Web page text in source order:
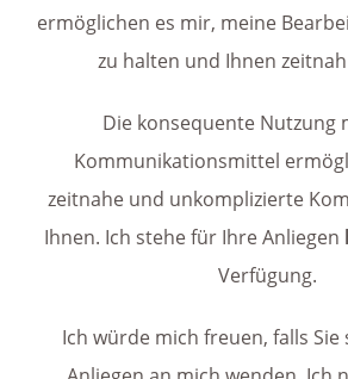
ermöglichen es mir, meine
zu halten und Ihnen
Die konsequente Nutzung
Kommunikationsmittel
zeitnahe und unkomplizierte
Ihnen. Ich stehe für Ihre Anliegen
Verfügung.
Ich würde mich freuen, falls